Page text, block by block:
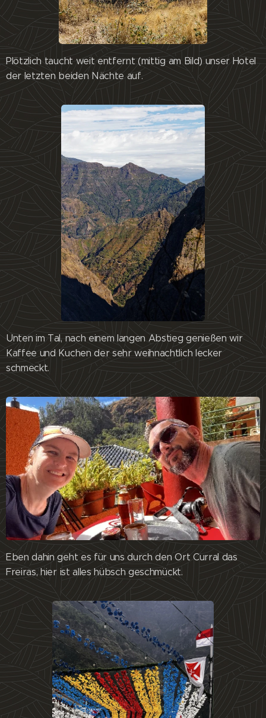
Plötzlich taucht weit entfernt (mittig am Bild) unser Hotel
der letzten beiden Nächte auf.
Unten im Tal, nach einem langen Abstieg genießen wir
Kaffee und Kuchen der sehr weihnachtlich lecker
schmeckt.
Eben dahin geht es für uns durch den Ort Curral das
Freiras, hier ist alles hübsch geschmückt.